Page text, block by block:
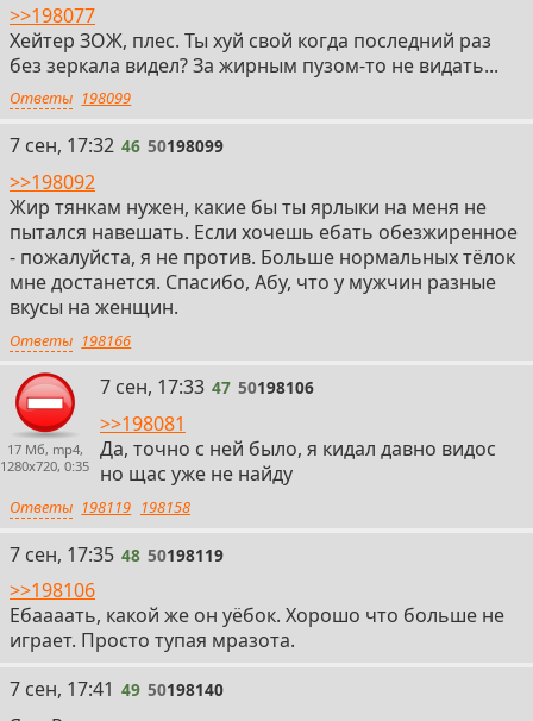
>>198077
Хейтер ЗОЖ, плес. Ты хуй свой когда последний раз
без зеркала видел? За жирным пузом-то не видать...
Ответы 198099
46
7 сен, 17:32 46 50198099
>>198092
Жир тянкам нужен, какие бы ты ярлыки на меня не
пытался навешать. Если хочешь ебать обезжиренное
- пожалуйста, я не против. Больше нормальных тёлок
мне достанется. Спасибо, Абу, что у мужчин разные
вкусы на женщин.
Ответы 198166
17 Мб, mp4,
1280x720, 0:35
47
7 сен, 17:33 47 50198106
>>198081
Да, точно с ней было, я кидал давно видос
но щас уже не найду
Ответы 198119 198158
48
7 сен, 17:35 48 50198119
>>198106
Ебаааать, какой же он уёбок. Хорошо что больше не
играет. Просто тупая мразота.
49
7 сен, 17:41 49 50198140